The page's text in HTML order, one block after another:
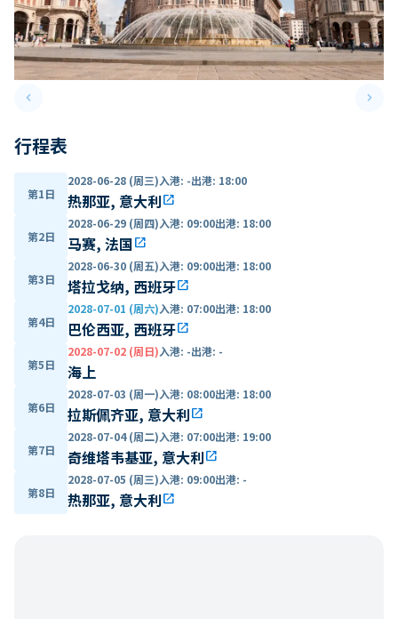
keyboard_arrow_leftPrevious slide keyboard_arrow_right
行程表
第1日
2028-06-28 (周三)入港: -出港: 18:00
热那亚, 意大利open_in_new
第2日
2028-06-29 (周四)入港: 09:00出港: 18:00
马赛, 法国open_in_new
第3日
2028-06-30 (周五)入港: 09:00出港: 18:00
塔拉戈纳, 西班牙open_in_new
第4日
2028-07-01 (周六)入港: 07:00出港: 18:00
巴伦西亚, 西班牙open_in_new
第5日
2028-07-02 (周日)入港: -出港: -
海上
第6日
2028-07-03 (周一)入港: 08:00出港: 18:00
拉斯佩齐亚, 意大利open_in_new
第7日
2028-07-04 (周二)入港: 07:00出港: 19:00
奇维塔韦基亚, 意大利open_in_new
第8日
2028-07-05 (周三)入港: 09:00出港: -
热那亚, 意大利open_in_new